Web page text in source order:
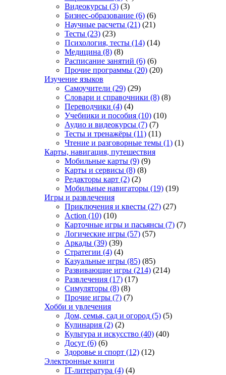
Видеокурсы (3) (3)
Бизнес-образование (6) (6)
Научные расчеты (21) (21)
Тесты (23) (23)
Психология, тесты (14) (14)
Медицина (8) (8)
Расписание занятий (6) (6)
Прочие программы (20) (20)
Изучение языков
Самоучители (29) (29)
Словари и справочники (8) (8)
Переводчики (4) (4)
Учебники и пособия (10) (10)
Аудио и видеокурсы (7) (7)
Тесты и тренажёры (11) (11)
Чтение и разговорные темы (1) (1)
Карты, навигация, путешествия
Мобильные карты (9) (9)
Карты и сервисы (8) (8)
Редакторы карт (2) (2)
Мобильные навигаторы (19) (19)
Игры и развлечения
Приключения и квесты (27) (27)
Action (10) (10)
Карточные игры и пасьянсы (7) (7)
Логические игры (57) (57)
Аркады (39) (39)
Стратегии (4) (4)
Казуальные игры (85) (85)
Развивающие игры (214) (214)
Развлечения (17) (17)
Симуляторы (8) (8)
Прочие игры (7) (7)
Хобби и увлечения
Дом, семья, сад и огород (5) (5)
Кулинария (2) (2)
Культура и искусство (40) (40)
Досуг (6) (6)
Здоровье и спорт (12) (12)
Электронные книги
IT-литература (4) (4)